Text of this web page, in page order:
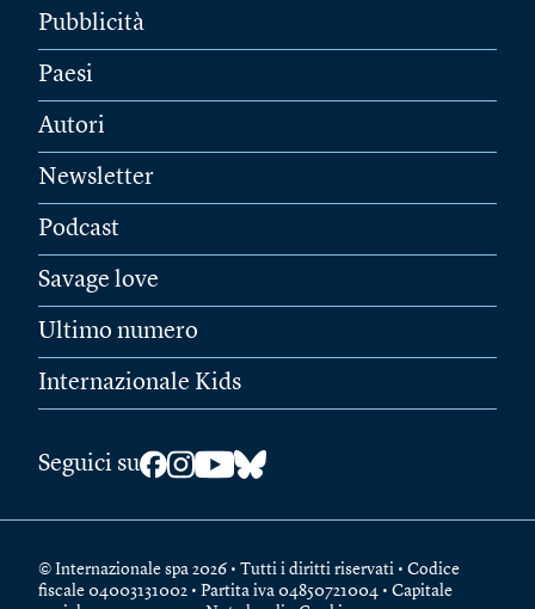
Pubblicità
Paesi
Autori
Newsletter
Podcast
Savage love
Ultimo numero
Internazionale Kids
Seguici su
© Internazionale spa 2026 • Tutti i diritti riservati • Codice
fiscale 04003131002 • Partita iva 04850721004 • Capitale